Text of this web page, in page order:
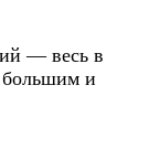
— весь в
большим и